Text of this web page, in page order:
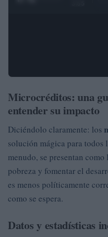
Microcréditos: una
entender su impacto
Diciéndolo claramente: los
solución mágica para todos
menudo, se presentan
pobreza y fomentar el
es menos políticamente
como se espera.
Datos y estadísticas